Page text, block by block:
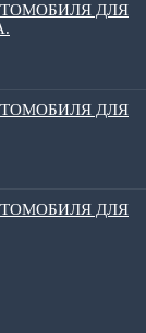
ДЛЯ
ДЛЯ
ДЛЯ